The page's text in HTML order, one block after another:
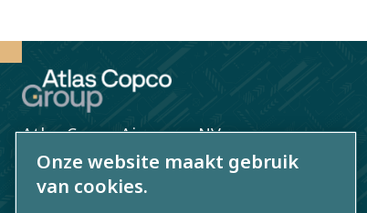
Atlas Copco Airpower NV
Boomsesteenweg 957
2610 Wilrijk
Onze website maakt gebruik
van cookies.